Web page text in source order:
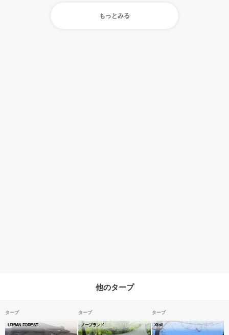
もっとみる
他のタープ
タープ
URBAN FOREST
タープ
ノーブランド
タープ
Xfoil